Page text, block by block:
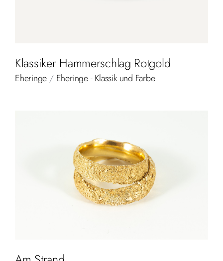
Klassiker Hammerschlag Rotgold
Eheringe / Eheringe - Klassik und Farbe